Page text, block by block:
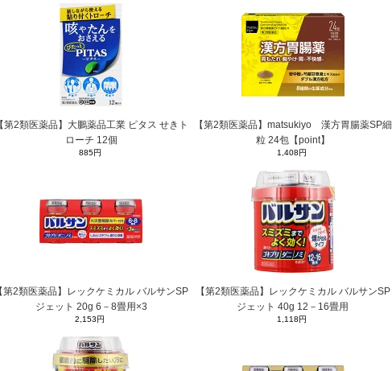
第2類医薬品】大鵬薬品工業 ピタス せきト
ローチ 12個
885円
【第2類医薬品】matsukiyo 漢方胃腸薬SP細
粒 24包【point】
1,408円
第2類医薬品】レックケミカル バルサンSP
ジェット 20g 6－8畳用×3
2,153円
【第2類医薬品】レックケミカル バルサンSP
ジェット 40g 12－16畳用
1,118円